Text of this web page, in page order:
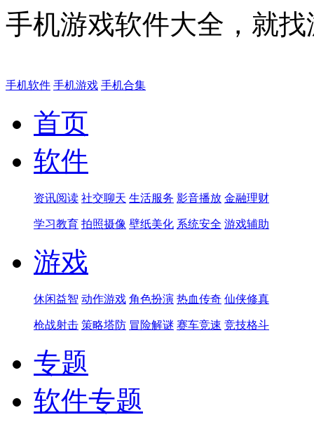
手机游戏软件大全，就
手机软件 手机游戏 手机合集
首页
软件
资讯阅读 社交聊天 生活服务 影音播放 金融理财
学习教育 拍照摄像 壁纸美化 系统安全 游戏辅助
游戏
休闲益智 动作游戏 角色扮演 热血传奇 仙侠修真
枪战射击 策略塔防 冒险解谜 赛车竞速 竞技格斗
专题
软件专题